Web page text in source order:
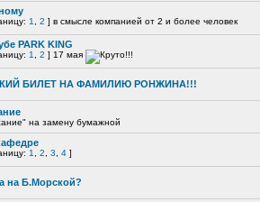
1 2 ] в смысле компанией от 2 и более человек
PARK KING
1 2 ] 17 мая
БИЛЕТ НА ФАМИЛИЮ РОНЖИНА!!!
на замену бумажной
1 2 3 4 ]
на Б.Морской?